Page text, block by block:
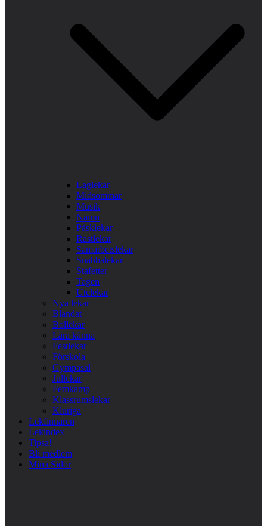
Laglekar
Midsommar
Musik
Namn
Påsklekar
Rastlekar
Samarbetslekar
Snabbalekar
Stafetter
Tagen
Utelekar
Nya lekar
Blandat
Bollekar
Lära känna
Festlekar
Förskola
Gympasal
Jullekar
Femkamp
Klassrumslekar
Kluriga
Lekfinnaren
Lekindex
Tipsa!
Bli medlem
Mina Sidor